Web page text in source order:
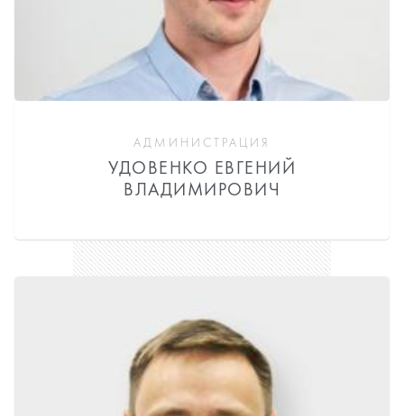
АДМИНИСТРАЦИЯ
УДОВЕНКО ЕВГЕНИЙ
ВЛАДИМИРОВИЧ